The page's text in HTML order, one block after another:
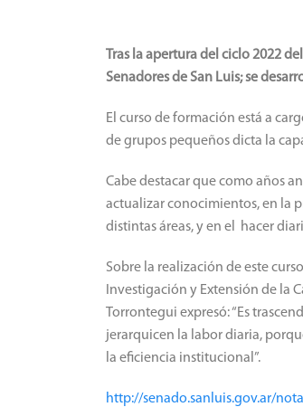
Tras la apertura del ciclo 2022
Senadores de San Luis; se
El curso de formación está a
de grupos pequeños dicta la
Cabe destacar que como años
actualizar conocimientos, en la
distintas áreas, y en el hacer
Sobre la realización de este
Investigación y Extensión de la
Torrontegui expresó: “Es
jerarquicen la labor diaria,
la eficiencia institucional”.
http://senado.sanluis.gov.ar/